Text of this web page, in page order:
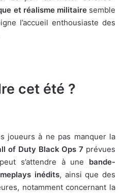
et réalisme militairesemble
l’accueil enthousiaste des
cet été ?
joueurs à ne pas manquer la
of Duty Black Ops 7 prévues
s’attendre à une bande-
inédits, ainsi que des
notamment concernant la